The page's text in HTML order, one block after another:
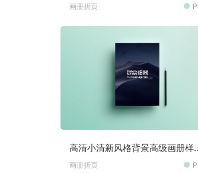
画册折页
高清小清新风格背景高级画册样
素材
画册折页